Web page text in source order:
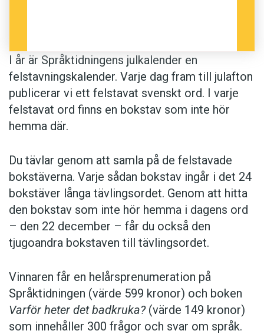
I år är Språktidningens julkalender en
felstavningskalender. Varje dag fram till julafton
publicerar vi ett felstavat svenskt ord. I varje
felstavat ord finns en bokstav som inte hör
hemma där.
Du tävlar genom att samla på de felstavade
bokstäverna. Varje sådan bokstav ingår i det 24
bokstäver långa tävlingsordet. Genom att hitta
den bokstav som inte hör hemma i dagens ord
– den 22 december – får du också den
tjugoandra bokstaven till tävlingsordet.
Vinnaren får en helårsprenumeration på
Språktidningen (värde 599 kronor) och boken
Varför heter det badkruka?(värde 149 kronor)
som innehåller 300 frågor och svar om språk.